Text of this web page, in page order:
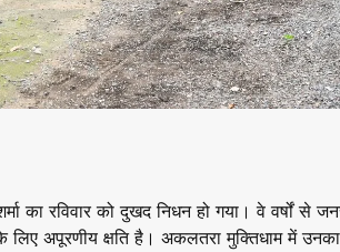
का रविवार को दुखद निधन हो गया। वे वर्षों
लिए अपूरणीय क्षति है। अकलतरा मुक्तिधाम में